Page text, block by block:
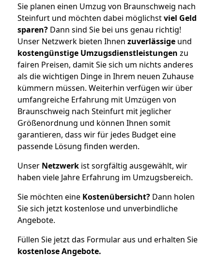
Sie planen einen Umzug von Braunschweig nach
Steinfurt und möchten dabei möglichstviel Geld
sparen? Dann sind Sie bei uns genau richtig!
Unser Netzwerk bieten Ihnen zuverlässige und
kostengünstige Umzugsdienstleistungen zu
fairen Preisen, damit Sie sich um nichts anderes
als die wichtigen Dinge in Ihrem neuen Zuhause
kümmern müssen. Weiterhin verfügen wir über
umfangreiche Erfahrung mit Umzügen von
Braunschweig nach Steinfurt mit jeglicher
Größenordnung und können Ihnen somit
garantieren, dass wir für jedes Budget eine
passende Lösung finden werden.
Unser Netzwerk ist sorgfältig ausgewählt, wir
haben viele Jahre Erfahrung im Umzugsbereich.
Sie möchten eine Kostenübersicht? Dann holen
Sie sich jetzt kostenlose und unverbindliche
Angebote.
Füllen Sie jetzt das Formular aus und erhalten Sie
kostenloseAngebote.